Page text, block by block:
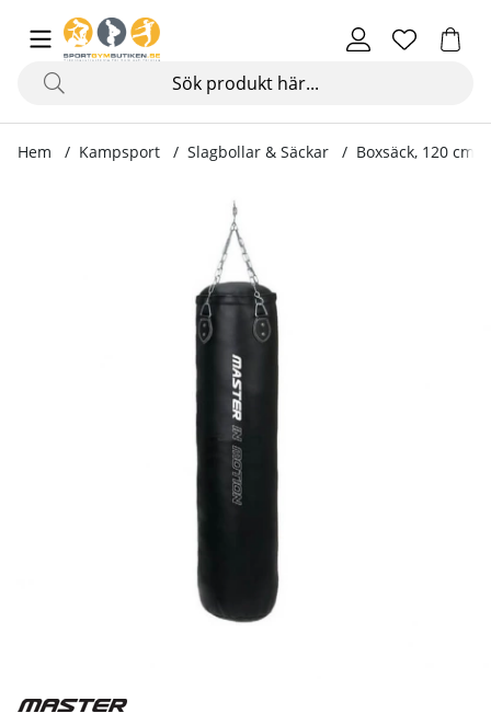
Hem Kampsport Slagbollar & Säckar Boxsäck, 120 cm
Produktbilder Boxsäck, 120 cm